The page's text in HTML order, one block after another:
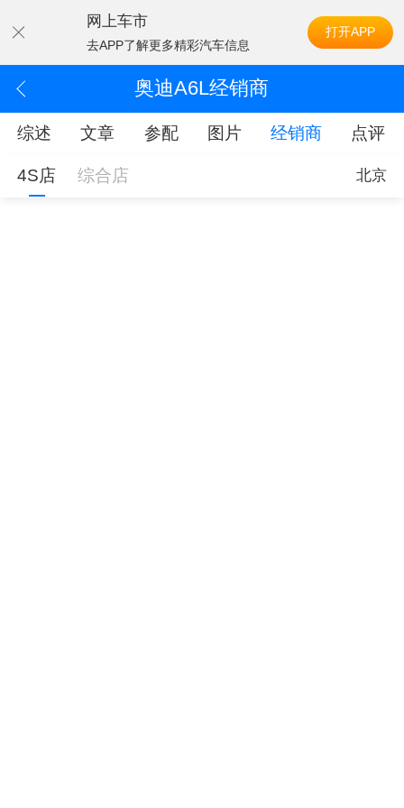
网上车市
去APP了解更多精彩汽车信息
打开APP
奥迪A6L经销商
综述 文章 参配 图片 经销商 点评
4S店 综合店 北京